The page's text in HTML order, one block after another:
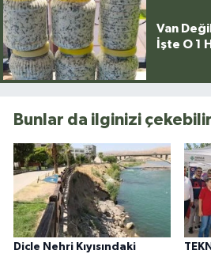
Van
İşte O 1
Bunlar da ilginizi çekebilir
Dicle Nehri Kıyısındaki